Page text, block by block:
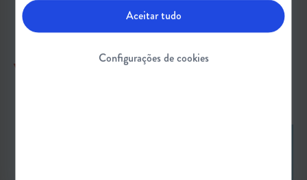
Aceitar tudo
Configurações de cookies
VEJA TAMBÉM